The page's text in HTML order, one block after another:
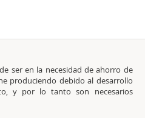
ser en la necesidad de ahorro de
produciendo debido al desarrollo
y por lo tanto son necesarios